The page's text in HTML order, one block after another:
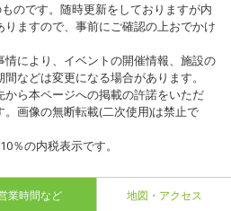
のです。随時更新をしておりますが内
ますので、事前にご確認の上おでかけ
により、イベントの開催情報、施設の
などは変更になる場合があります。
ら本ページへの掲載の許諾をいただ
画像の無断転載(二次使用)は禁止で
％の内税表示です。
業時間など 地図・アクセス